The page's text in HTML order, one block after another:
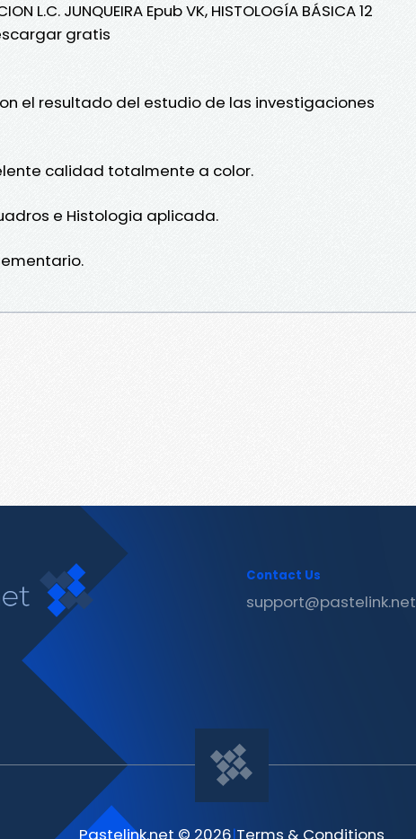
L.C. JUNQUEIRA Epub VK, HISTOLOGÍA BÁSICA 12
gratis
el resultado del estudio de las investigaciones
calidad totalmente a color.
e Histologia aplicada.
Contact Us
support@pastelink.net
Pastelink.net © 2026|Terms & Conditions